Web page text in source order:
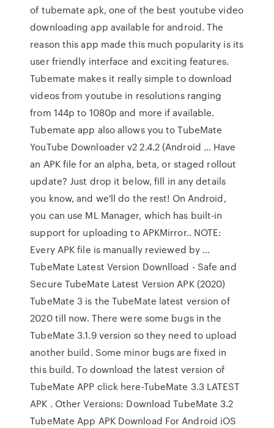
of tubemate apk, one of the best youtube video
downloading app available for android. The
reason this app made this much popularity is its
user friendly interface and exciting features.
Tubemate makes it really simple to download
videos from youtube in resolutions ranging
from 144p to 1080p and more if available.
Tubemate app also allows you to TubeMate
YouTube Downloader v2 2.4.2 (Android … Have
an APK file for an alpha, beta, or staged rollout
update? Just drop it below, fill in any details
you know, and we'll do the rest! On Android,
you can use ML Manager, which has built-in
support for uploading to APKMirror.. NOTE:
Every APK file is manually reviewed by …
TubeMate Latest Version Downlload - Safe and
Secure TubeMate Latest Version APK (2020)
TubeMate 3 is the TubeMate latest version of
2020 till now. There were some bugs in the
TubeMate 3.1.9 version so they need to upload
another build. Some minor bugs are fixed in
this build. To download the latest version of
TubeMate APP click here-TubeMate 3.3 LATEST
APK . Other Versions: Download TubeMate 3.2
TubeMate App APK Download For Android iOS